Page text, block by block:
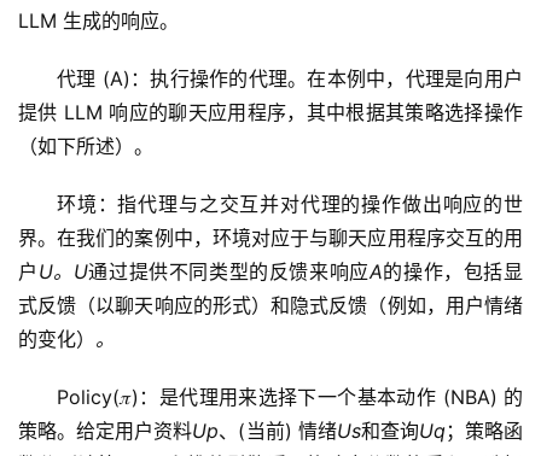
LLM 生成的响应。
代理 (A)：执行操作的代理。在本例中，代理是向用户
提供 LLM 响应的聊天应用程序，其中根据其策略选择操作
（如下所述）。
环境：指代理与之交互并对代理的操作做出响应的世
界。在我们的案例中，环境对应于与聊天应用程序交互的用
户 U。U通过提供不同类型的反馈来响应A的操作，包括显
式反馈（以聊天响应的形式）和隐式反馈（例如，用户情绪
的变化） 。
Policy(𝜋)：是代理用来选择下一个基本动作 (NBA) 的
策略。给定用户资料Up、(当前) 情绪Us和查询Uq；策略函